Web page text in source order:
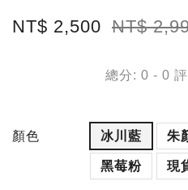
NT$ 2,500 NT$
總分: 0 - 0
顏色 冰川藍 朱
黑莓粉 現